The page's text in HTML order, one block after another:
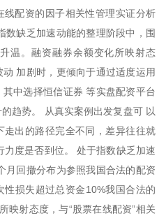
配资的因子相关性管理实证分析
数缺乏加速动能的整理阶段中，围
温。融资融券余额变化所映射态
加剧时，更倾向于通过适度运用
中选择恒信证券 等实盘配资平台
趋势。 从真实案例出发复盘可 以
走出的路径完全不同，差异往往就
度是否到位。 处于指数缺乏加速
月回撤分布为参照我国合法的配资
损失超过总资金10%我国合法的
映射态度，与“股票在线配资”相关